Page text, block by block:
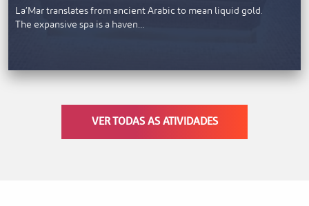
La’Mar translates from ancient Arabic to mean liquid gold.
The expansive spa is a haven…
VER TODAS AS ATIVIDADES